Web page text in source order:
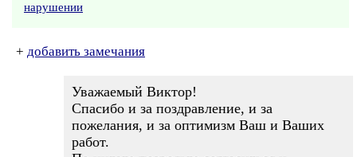
нарушении
+ добавить замечания
Уважаемый Виктор!
Спасибо и за поздравление, и за
пожелания, и за оптимизм Ваш и Ваших
работ.